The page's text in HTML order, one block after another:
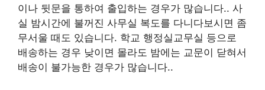
이나 뒷문을 통하여 출입하는 경우가 많습니다.. 사
실 밤시간에 불꺼진 사무실 복도를 다니다보시면 좀
무서울 때도 있습니다. 학교 행정실교무실 등으로
배송하는 경우 낮이면 몰라도 밤에는 교문이 닫혀서
배송이 불가능한 경우가 많습니다..